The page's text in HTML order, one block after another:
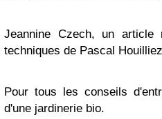
Jeannine Czech, un
techniques de Pascal
Pour tous les conseils
d'une jardinerie bio.